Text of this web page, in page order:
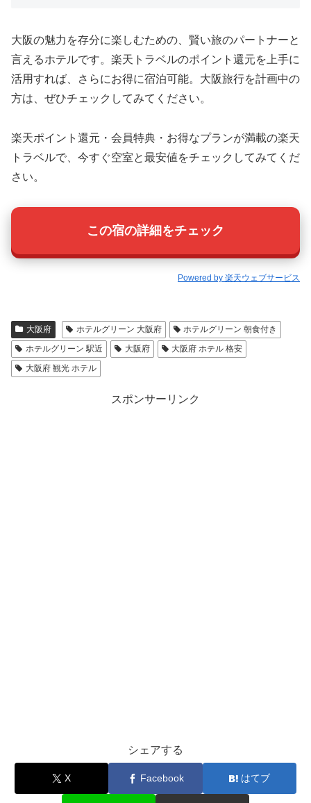
大阪の魅力を存分に楽しむための、賢い旅のパートナーと
言えるホテルです。楽天トラベルのポイント還元を上手に
活用すれば、さらにお得に宿泊可能。大阪旅行を計画中の
方は、ぜひチェックしてみてください。
楽天ポイント還元・会員特典・お得なプランが満載の楽天
トラベルで、今すぐ空室と最安値をチェックしてみてくだ
さい。
この宿の詳細をチェック
Powered by 楽天ウェブサービス
大阪府 ホテルグリーン 大阪府
ホテルグリーン 朝食付き
ホテルグリーン 駅近
大阪府
大阪府 ホテル 格安
大阪府 観光 ホテル
スポンサーリンク
シェアする
X Facebook はてブ